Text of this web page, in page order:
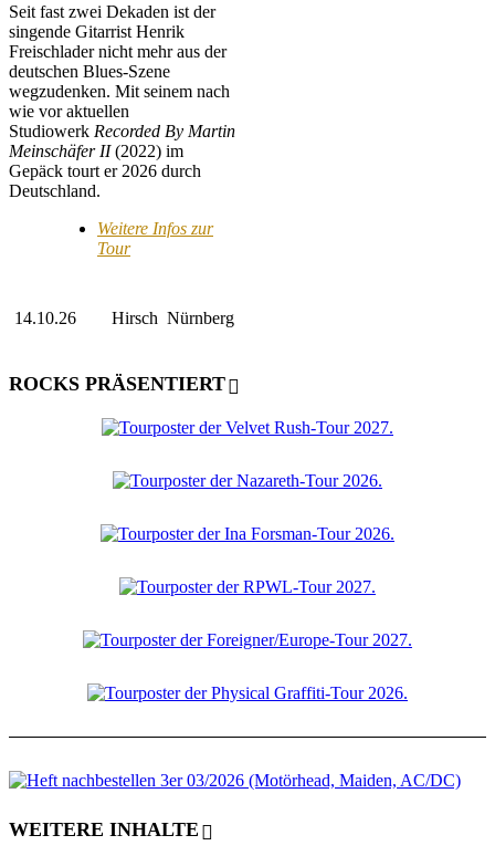
Seit fast zwei Dekaden ist der
singende Gitarrist Henrik
Freischlader nicht mehr aus der
deutschen Blues-Szene
wegzudenken. Mit seinem nach
wie vor aktuellen
Studiowerk Recorded By Martin
Meinschäfer II(2022) im
Gepäck tourt er 2026 durch
Deutschland.
Weitere Infos zur
Tour
14.10.26 Hirsch Nürnberg
ROCKS PRÄSENTIERT
WEITERE INHALTE